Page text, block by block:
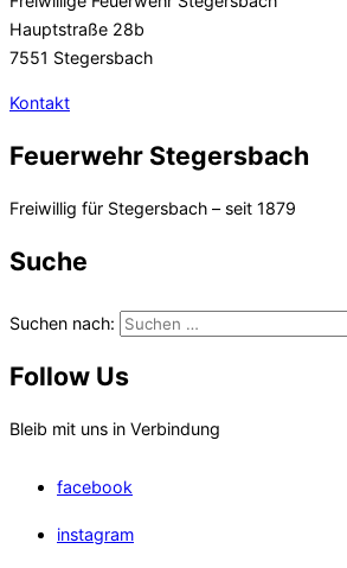
Hauptstraße 28b
7551 Stegersbach
Kontakt
Feuerwehr Stegersbach
Freiwillig für Stegersbach – seit 1879
Suche
Suchen nach:
Follow Us
Bleib mit uns in Verbindung
facebook
instagram